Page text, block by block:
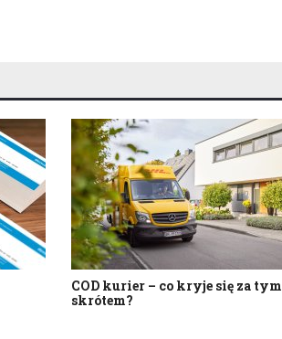
COD kurier – co kryje się za tym
skrótem?